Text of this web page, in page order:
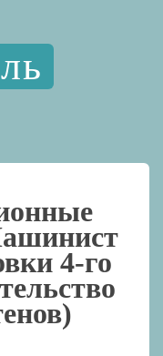
4-го